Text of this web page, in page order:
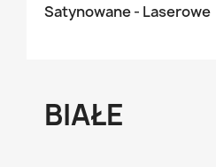
Satynowane - Laserowe
BIAŁE